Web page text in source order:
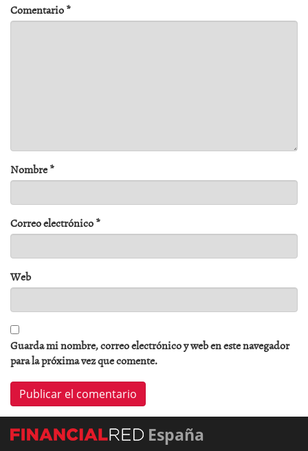
Comentario*
Nombre*
Correo electrónico*
Web
Guarda mi nombre, correo electrónico y web en este navegador
para la próxima vez que comente.
España